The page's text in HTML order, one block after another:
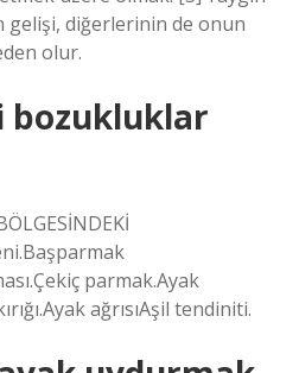
gelişi, diğerlerinin de onun
olur.
bozukluklar
parmak.Ayak
ağrısıAşil tendiniti.